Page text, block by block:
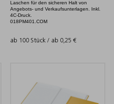
Laschen für den sicheren Halt von
Angebots- und Verkaufsunterlagen. Inkl.
4C-Druck.
018PM401.COM
ab 100 Stück / ab 0,25 €